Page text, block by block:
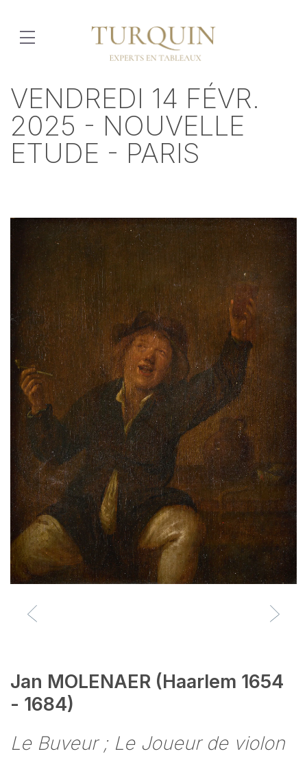
VENDREDI 14 FÉVR.
2025 - NOUVELLE
ETUDE - PARIS
Jan MOLENAER (Haarlem 1654
- 1684)
Le Buveur ; Le Joueur de violon